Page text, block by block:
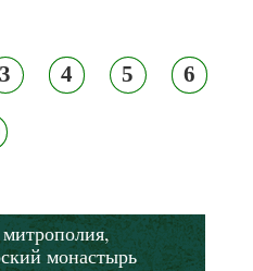
3 4 5 6
монастырь